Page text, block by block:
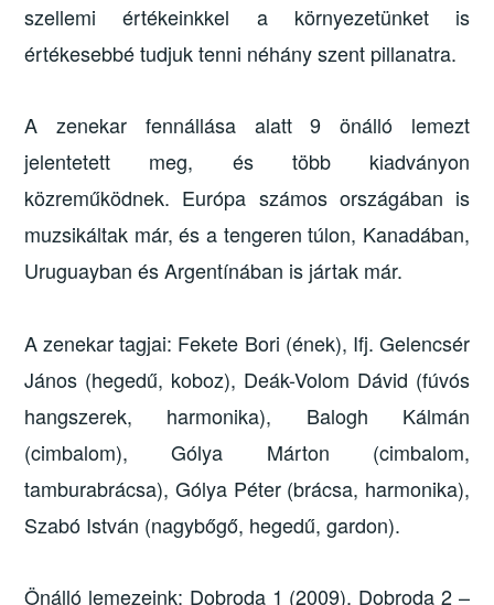
szellemi értékeinkkel a környezetünket is
értékesebbé tudjuk tenni néhány szent pillanatra.
A zenekar fennállása alatt 9 önálló lemezt
jelentetett meg, és több kiadványon
közreműködnek. Európa számos országában is
muzsikáltak már, és a tengeren túlon, Kanadában,
Uruguayban és Argentínában is jártak már.
A zenekar tagjai: Fekete Bori (ének), Ifj. Gelencsér
János (hegedű, koboz), Deák-Volom Dávid (fúvós
hangszerek, harmonika), Balogh Kálmán
(cimbalom), Gólya Márton (cimbalom,
tamburabrácsa), Gólya Péter (brácsa, harmonika),
Szabó István (nagybőgő, hegedű, gardon).
Önálló lemezeink: Dobroda 1 (2009), Dobroda 2 –